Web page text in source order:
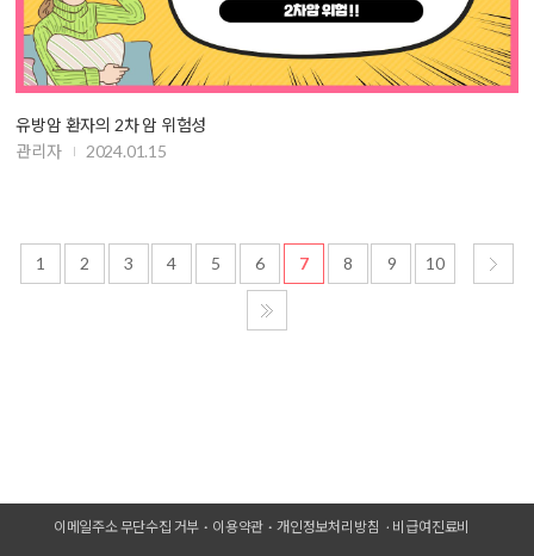
유방암 환자의 2차 암 위험성
관리자
2024.01.15
1 2 3 4 5 6 7 8 9 10
이메일주소 무단수집 거부 이용약관 개인정보처리방침 비급여진료비